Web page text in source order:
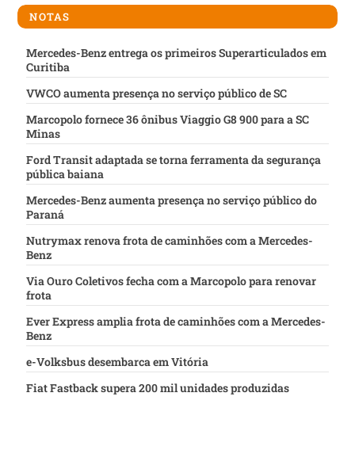
NOTAS
Mercedes-Benz entrega os primeiros Superarticulados em
Curitiba
VWCO aumenta presença no serviço público de SC
Marcopolo fornece 36 ônibus Viaggio G8 900 para a SC
Minas
Ford Transit adaptada se torna ferramenta da segurança
pública baiana
Mercedes-Benz aumenta presença no serviço público do
Paraná
Nutrymax renova frota de caminhões com a Mercedes-
Benz
Via Ouro Coletivos fecha com a Marcopolo para renovar
frota
Ever Express amplia frota de caminhões com a Mercedes-
Benz
e-Volksbus desembarca em Vitória
Fiat Fastback supera 200 mil unidades produzidas